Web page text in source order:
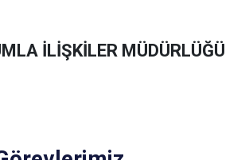
İLİŞKİLER MÜDÜRLÜĞÜ